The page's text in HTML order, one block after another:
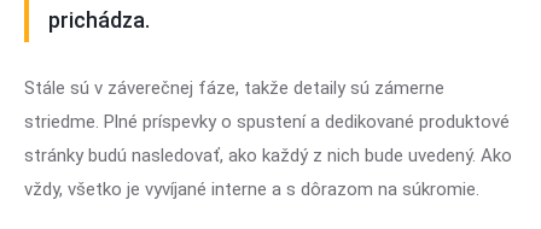
prichádza.
Stále sú v záverečnej fáze, takže detaily sú zámerne
striedme. Plné príspevky o spustení a dedikované produktové
stránky budú nasledovať, ako každý z nich bude uvedený. Ako
vždy, všetko je vyvíjané interne a s dôrazom na súkromie.